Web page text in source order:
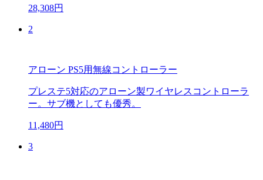
28,308円
2
アローン PS5用無線コントローラー
プレステ5対応のアローン製ワイヤレスコントローラ
ー。サブ機としても優秀。
11,480円
3